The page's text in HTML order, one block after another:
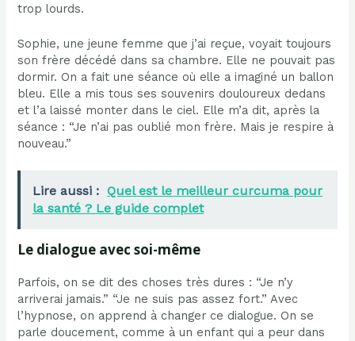
trop lourds.
Sophie, une jeune femme que j’ai reçue, voyait toujours
son frère décédé dans sa chambre. Elle ne pouvait pas
dormir. On a fait une séance où elle a imaginé un ballon
bleu. Elle a mis tous ses souvenirs douloureux dedans
et l’a laissé monter dans le ciel. Elle m’a dit, après la
séance : “Je n’ai pas oublié mon frère. Mais je respire à
nouveau.”
Lire aussi : Quel est le meilleur curcuma pour
la santé ? Le guide complet
Le dialogue avec soi-même
Parfois, on se dit des choses très dures : “Je n’y
arriverai jamais.” “Je ne suis pas assez fort.” Avec
l’hypnose, on apprend à changer ce dialogue. On se
parle doucement, comme à un enfant qui a peur dans